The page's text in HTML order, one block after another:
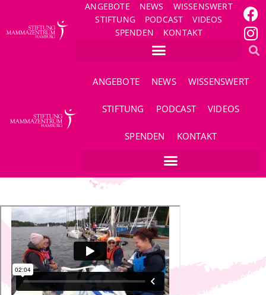
ANGEBOTE NEWS
WISSENSWERT
STIFTUNG
PODCAST
VIDEOS
SPENDEN
KONTAKT
ANGEBOTE NEWS WISSENSWERT
STIFTUNG PODCAST VIDEOS
SPENDEN KONTAKT